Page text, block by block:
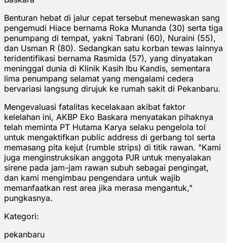
Benturan hebat di jalur cepat tersebut menewaskan sang
pengemudi Hiace bernama Roka Munanda (30) serta tiga
penumpang di tempat, yakni Tabrani (60), Nuraini (55),
dan Usman R (80). Sedangkan satu korban tewas lainnya
teridentifikasi bernama Rasmida (57), yang dinyatakan
meninggal dunia di Klinik Kasih Ibu Kandis, sementara
lima penumpang selamat yang mengalami cedera
bervariasi langsung dirujuk ke rumah sakit di Pekanbaru.
Mengevaluasi fatalitas kecelakaan akibat faktor
kelelahan ini, AKBP Eko Baskara menyatakan pihaknya
telah meminta PT Hutama Karya selaku pengelola tol
untuk mengaktifkan public address di gerbang tol serta
memasang pita kejut (rumble strips) di titik rawan. "Kami
juga menginstruksikan anggota PJR untuk menyalakan
sirene pada jam-jam rawan subuh sebagai pengingat,
dan kami mengimbau pengendara untuk wajib
memanfaatkan rest area jika merasa mengantuk,"
pungkasnya.
Kategori:
pekanbaru